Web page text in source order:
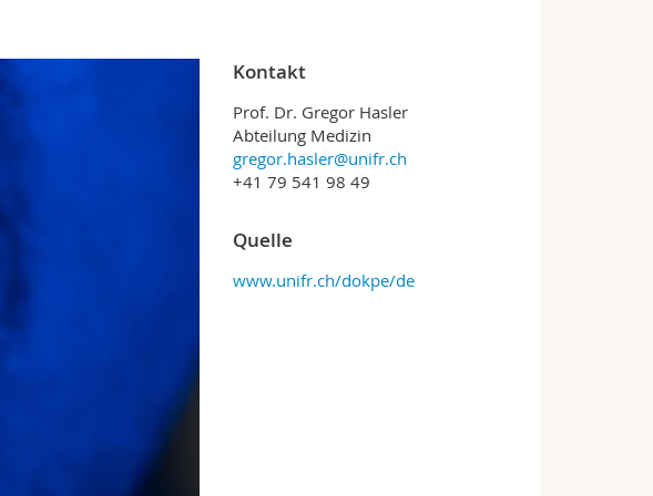
Kontakt
Prof. Dr. Gregor Hasler
Abteilung Medizin
gregor.hasler@unifr.ch
+41 79 541 98 49
Quelle
www.unifr.ch/dokpe/de